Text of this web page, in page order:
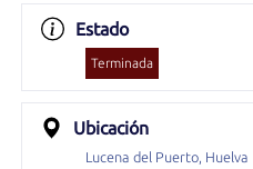
Estado
Terminada
Ubicación
Lucena del Puerto, Huelva